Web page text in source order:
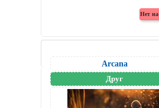
Arcana
Друг